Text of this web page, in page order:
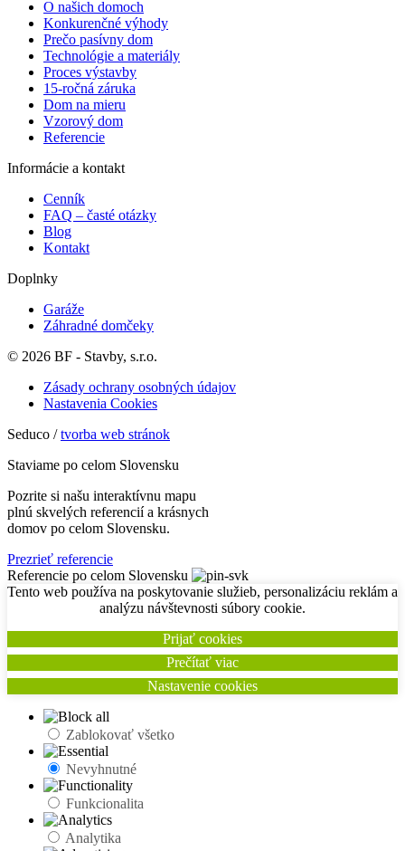
O našich domoch
Konkurenčné výhody
Prečo pasívny dom
Technológie a materiály
Proces výstavby
15-ročná záruka
Dom na mieru
Vzorový dom
Referencie
Informácie a kontakt
Cenník
FAQ – časté otázky
Blog
Kontakt
Doplnky
Garáže
Záhradné domčeky
© 2026 BF - Stavby, s.r.o.
Zásady ochrany osobných údajov
Nastavenia Cookies
Seduco /tvorba web stránok
Staviame po celom Slovensku
Pozrite si našu interaktívnu mapu
plnú skvelých referencií a krásnych
domov po celom Slovensku.
Prezrieť referencie
Referencie po celom Slovensku
Tento web používa na poskytovanie služieb, personalizáciu reklám a
analýzu návštevnosti súbory cookie.
Prijať cookies
Prečítať viac
Nastavenie cookies
Zablokovať všetko
Nevyhnutné
Funkcionalita
Analytika